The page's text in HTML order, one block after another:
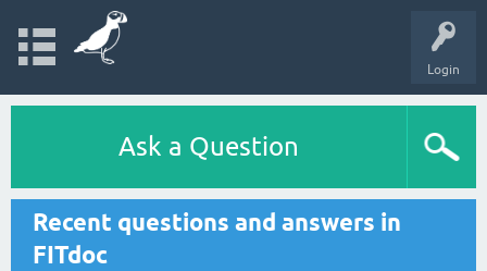
Login
Ask a Question
Recent questions and answers in
FITdoc